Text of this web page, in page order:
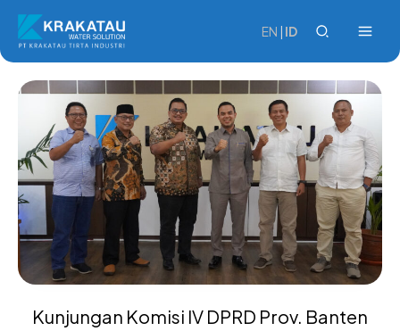
content
EN ID
Kunjungan Komisi IV DPRD Prov. Banten